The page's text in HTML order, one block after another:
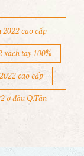
cao cấp
xách tay 100%
cao cấp
ở đâu Q.Tân